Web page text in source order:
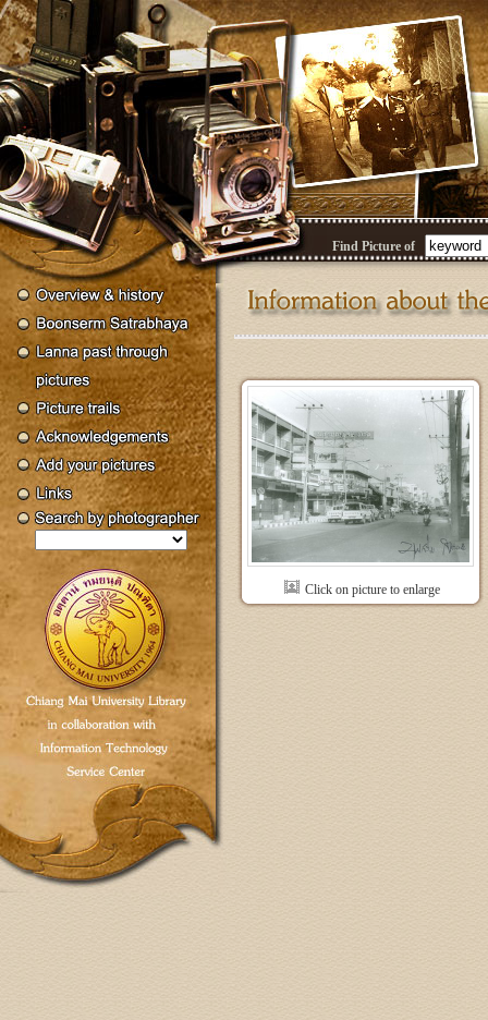
Find Picture of
Click on picture to enlarge